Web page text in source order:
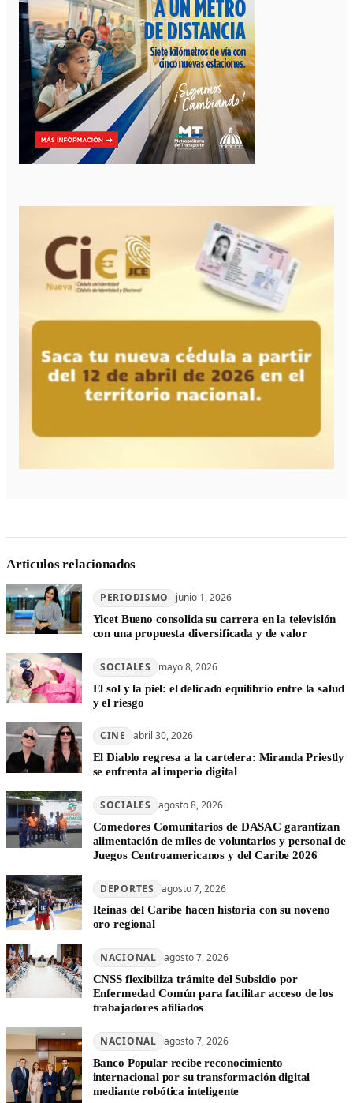
Articulos relacionados
PERIODISMO junio 1, 2026
Yicet Bueno consolida su carrera en la televisión
con una propuesta diversificada y de valor
SOCIALES mayo 8, 2026
El sol y la piel: el delicado equilibrio entre la salud
y el riesgo
CINE abril 30, 2026
El Diablo regresa a la cartelera: Miranda Priestly
se enfrenta al imperio digital
SOCIALES agosto 8, 2026
Comedores Comunitarios de DASAC garantizan
alimentación de miles de voluntarios y personal de
Juegos Centroamericanos y del Caribe 2026
DEPORTES agosto 7, 2026
Reinas del Caribe hacen historia con su noveno
oro regional
NACIONAL agosto 7, 2026
CNSS flexibiliza trámite del Subsidio por
Enfermedad Común para facilitar acceso de los
trabajadores afiliados
NACIONAL agosto 7, 2026
Banco Popular recibe reconocimiento
internacional por su transformación digital
mediante robótica inteligente